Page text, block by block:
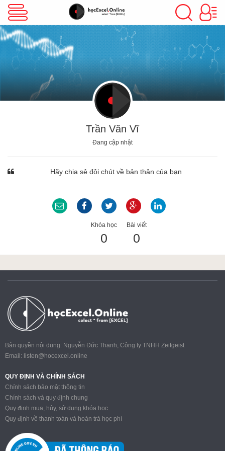
VBA Excel
Excel Cơ Bản
Excel Nâng Cao
Google Sheet
MOS
Power BI
Trần Văn Vĩ
Đang cập nhật
Hãy chia sẻ đôi chút về bản thân của bạn
Khóa học
0
Bài viết
0
Bản quyền nội dung: Nguyễn Đức Thanh, Công ty TNHH Zeitgeist
Email: listen@hocexcel.online
QUY ĐỊNH VÀ CHÍNH SÁCH
Chính sách bảo mật thông tin
Chính sách và quy định chung
Quy định mua, hủy, sử dụng khóa học
Quy định về thanh toán và hoàn trả học phí